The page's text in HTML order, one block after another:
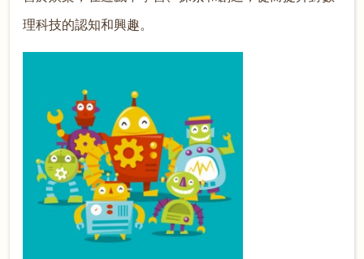
理科技的認知和興趣。